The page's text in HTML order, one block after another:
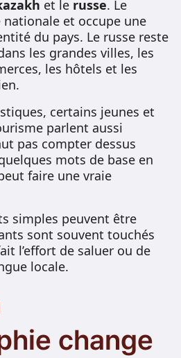
et le russe. Le
nationale et occupe une
du pays. Le russe reste
les grandes villes, les
les hôtels et les
certains jeunes et
parlent aussi
pas compter dessus
mots de base en
faire une vraie
simples peuvent être
sont souvent touchés
l’effort de saluer ou de
locale.
change